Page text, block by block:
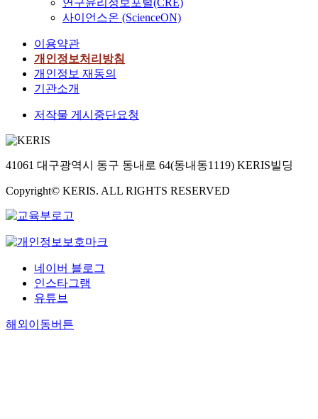
연구윤리정보포털(CRE)
사이언스온 (ScienceON)
이용약관
개인정보처리방침
개인정보 재동의
기관소개
저작물 게시중단요청
41061 대구광역시 동구 동내로 64(동내동1119) KERIS빌딩
Copyright© KERIS. ALL RIGHTS RESERVED
네이버 블로그
인스타그램
유튜브
해외이동버튼